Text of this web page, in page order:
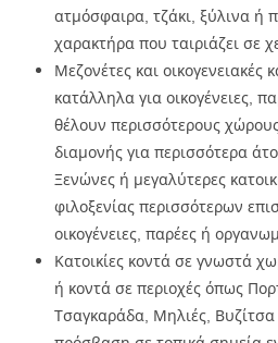
ατμόσφαιρα, τζάκι, ξύλινα ή
χαρακτήρα που ταιριάζει σε
Μεζονέτες και οικογενειακές
κατάλληλα για οικογένειες,
θέλουν περισσότερους
διαμονής για περισσότερα
Ξενώνες ή μεγαλύτερες
φιλοξενίας περισσότερων
οικογένειες, παρέες ή
Κατοικίες κοντά σε γνωστά
ή κοντά σε περιοχές όπως
Τσαγκαράδα, Μηλιές,